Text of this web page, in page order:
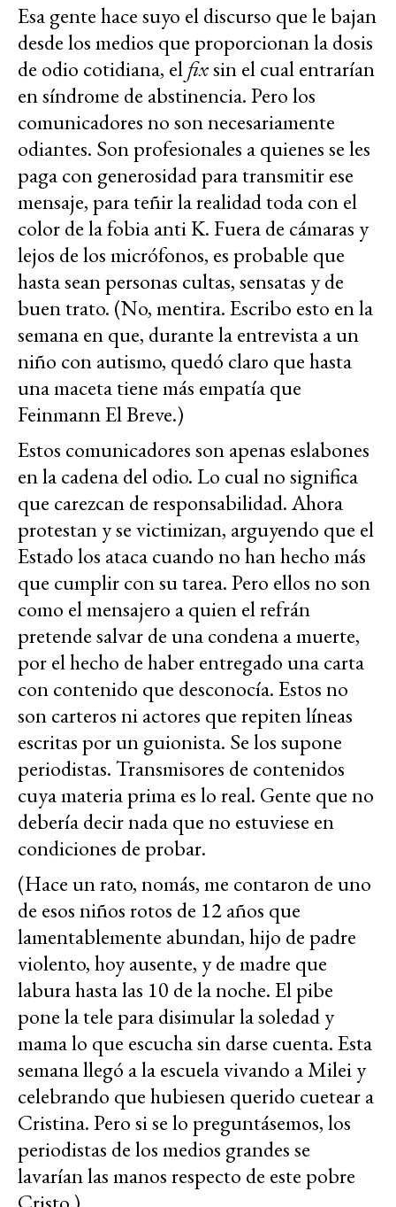
Esa gente hace suyo el discurso que le bajan
desde los medios que proporcionan la dosis
de odio cotidiana, elfixsin el cual entrarían
en síndrome de abstinencia. Pero los
comunicadores no son necesariamente
odiantes. Son profesionales a quienes se les
paga con generosidad para transmitir ese
mensaje, para teñir la realidad toda con el
color de la fobia anti K. Fuera de cámaras y
lejos de los micrófonos, es probable que
hasta sean personas cultas, sensatas y de
buen trato. (No, mentira. Escribo esto en la
semana en que, durante la entrevista a un
niño con autismo, quedó claro que hasta
una maceta tiene más empatía que
Feinmann El Breve.)
Estos comunicadores son apenas eslabones
en la cadena del odio. Lo cual no significa
que carezcan de responsabilidad. Ahora
protestan y se victimizan, arguyendo que el
Estado los ataca cuando no han hecho más
que cumplir con su tarea. Pero ellos no son
como el mensajero a quien el refrán
pretende salvar de una condena a muerte,
por el hecho de haber entregado una carta
con contenido que desconocía. Estos no
son carteros ni actores que repiten líneas
escritas por un guionista. Se los supone
periodistas. Transmisores de contenidos
cuya materia prima es lo real. Gente que no
debería decir nada que no estuviese en
condiciones de probar.
(Hace un rato, nomás, me contaron de uno
de esos niños rotos de 12 años que
lamentablemente abundan, hijo de padre
violento, hoy ausente, y de madre que
labura hasta las 10 de la noche. El pibe
pone la tele para disimular la soledad y
mama lo que escucha sin darse cuenta. Esta
semana llegó a la escuela vivando a Milei y
celebrando que hubiesen querido cuetear a
Cristina. Pero si se lo preguntásemos, los
periodistas de los medios grandes se
lavarían las manos respecto de este pobre